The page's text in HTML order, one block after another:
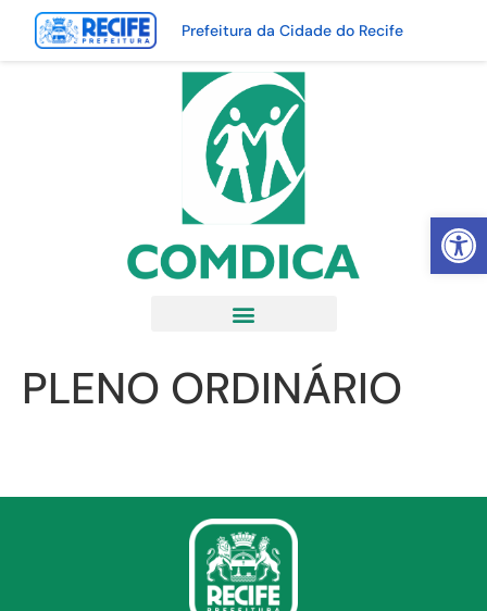
Abrir
Prefeitura da Cidade do Recife
PLENO ORDINÁRIO